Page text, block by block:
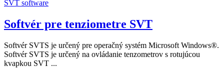
SVT software
Softvér pre tenziometre SVT
Softvér SVTS je určený pre operačný systém Microsoft Windows®.
Softvér SVTS je určený na ovládanie tenzometrov s rotujúcou
kvapkou SVT ...